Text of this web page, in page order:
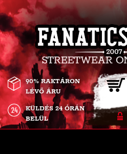
90% RAKTÁRON
LÉVŐ ÁRU
KÜLDÉS 24 ÓRÁN
BELÜL